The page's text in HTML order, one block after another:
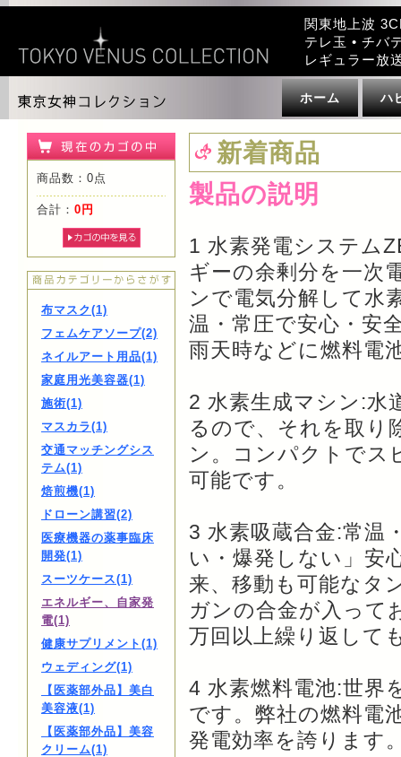
関東地上波
テレ玉 • チバ
レギュラー放
ホーム ハ
商品数：0点
合計： 0円
布マスク(1)
フェムケアソープ(2)
ネイルアート用品(1)
家庭用光美容器(1)
施術(1)
マスカラ(1)
交通マッチングシス
テム(1)
焙煎機(1)
ドローン講習(2)
医療機器の薬事臨床
開発(1)
スーツケース(1)
エネルギー、自家発
電(1)
健康サプリメント(1)
ウェディング(1)
【医薬部外品】美白
美容液(1)
【医薬部外品】美容
クリーム(1)
新着商品
製品の説明
1 水素発電システム
ギーの余剰分を一次
ンで電気分解して水
温・常圧で安心・安
雨天時などに燃料電
2 水素生成マシン:水
るので、それを取り
ン。コンパクトでス
可能です。
3 水素吸蔵合金:常温
い・爆発しない」安
来、移動も可能なタ
ガンの合金が入って
万回以上繰り返して
4 水素燃料電池:世界
です。弊社の燃料電
発電効率を誇ります